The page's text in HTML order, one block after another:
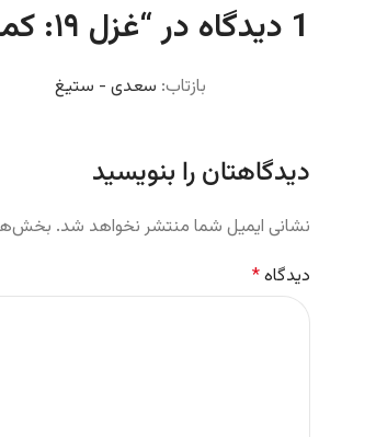
1 دیدگاه در “ غزل ۱۹: کمان سخت که داد آن لطیف بازو را
بازتاب: سعدی - ستیغ
دیدگاهتان را بنویسید
نشانی ایمیل شما منتشر نخواهد شد.
دیدگاه*